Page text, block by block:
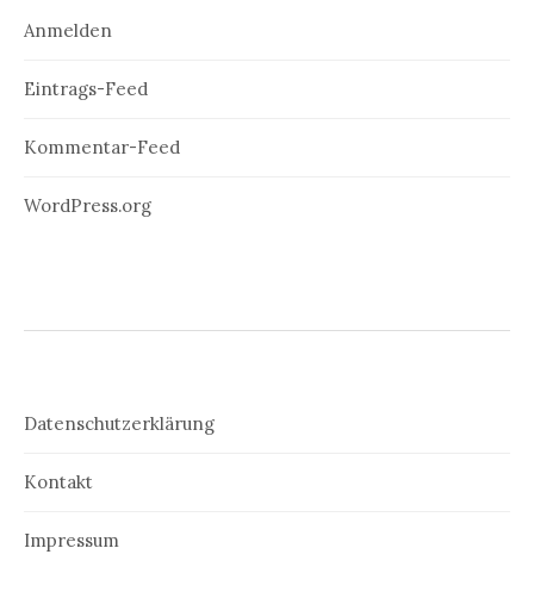
Anmelden
Eintrags-Feed
Kommentar-Feed
WordPress.org
Datenschutzerklärung
Kontakt
Impressum